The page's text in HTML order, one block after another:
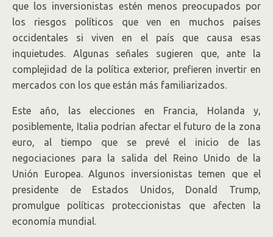
que los inversionistas estén menos preocupados por
los riesgos políticos que ven en muchos países
occidentales si viven en el país que causa esas
inquietudes. Algunas señales sugieren que, ante la
complejidad de la política exterior, prefieren invertir en
mercados con los que están más familiarizados.
Este año, las elecciones en Francia, Holanda y,
posiblemente, Italia podrían afectar el futuro de la zona
euro, al tiempo que se prevé el inicio de las
negociaciones para la salida del Reino Unido de la
Unión Europea. Algunos inversionistas temen que el
presidente de Estados Unidos, Donald Trump,
promulgue políticas proteccionistas que afecten la
economía mundial.